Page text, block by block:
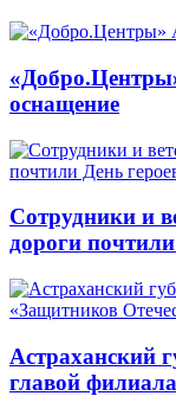
оснащение
Сотрудники и
дороги
Астраханский
главой